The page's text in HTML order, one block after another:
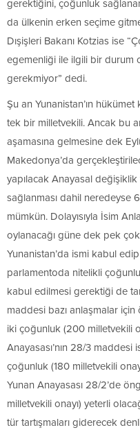
gerektiğini, çoğunluk
da ülkenin erken seçime
Dışişleri Bakanı Kotzias ise
egemenliği ile ilgili bir durum
gerekmiyor” dedi.
Şu an Yunanistan’ın
tek bir milletvekili. Ancak bu
aşamasına gelmesine dek
Makedonya’da
yapılacak Anayasal değişiklik
sağlanması dahil neredeyse
mümkün. Dolayısıyla İsim
oylanacağı güne dek pek
Yunanistan’da ismi kabul
parlamentoda nitelikli
kabul edilmesi gerektiği de
maddesi bazı anlaşmalar için
iki çoğunluk (200 milletvekili
Anayasası’nın 28/3
çoğunluk (180 milletvekili
Yunan Anayasası 28/2’de
milletvekili onayı) yeterli
tür tartışmaları giderecek denli